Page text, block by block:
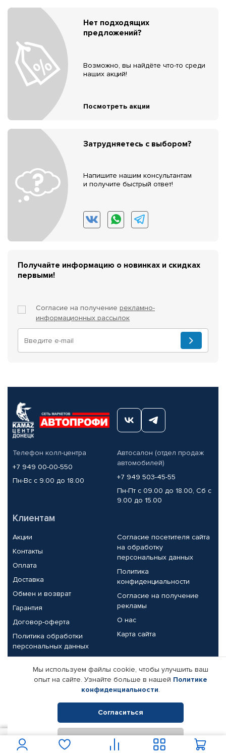
Нет подходящих
предложений?
Возможно, вы найдёте что-то среди
наших акций!
Посмотреть акции
Затрудняетесь с выбором?
Напишите нашим консультантам
и получите быстрый ответ!
Получайте информацию о новинках и скидках
первыми!
Согласие на получение рекламно-
информационных рассылок
Телефон колл-центра
+7 949 00-00-550
Пн-Вс с 9.00 до 18.00
Автосалон (отдел продаж
автомобилей)
+7 949 503-45-55
Пн-Пт с 09.00 до 18.00, Сб с
9.00 до 15.00
Клиентам
Акции
Контакты
Оплата
Доставка
Обмен и возврат
Гарантия
Договор-оферта
Политика обработки
персональных данных
Согласие посетителя сайта
на обработку
персональных данных
Политика
конфиденциальности
Согласие на получение
рекламы
О нас
Карта сайта
Партнерам
Корпоративным клиентам
Поставщикам
Реквизиты компании
© КАМАЗ ЦЕНТР ДОНЕЦК, 2015-2026. Все права защищены.
Интернет-магазин автомобильных товаров Автопрофи.
Мы используем файлы cookie, чтобы улучшить ваш
опыт на сайте. Узнайте больше в нашей Политике
конфиденциальности.
Согласиться
Отклонить
В корзину